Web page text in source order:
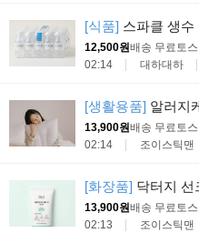
[식품] 스파클 생수
12,500원배송 무료토스
02:14
대하대하
[생활용품] 알러지
13,900원배송 무료토
02:14
조이스틱맨
[화장품] 닥터지 선
13,900원배송 무료토
02:13
조이스틱맨